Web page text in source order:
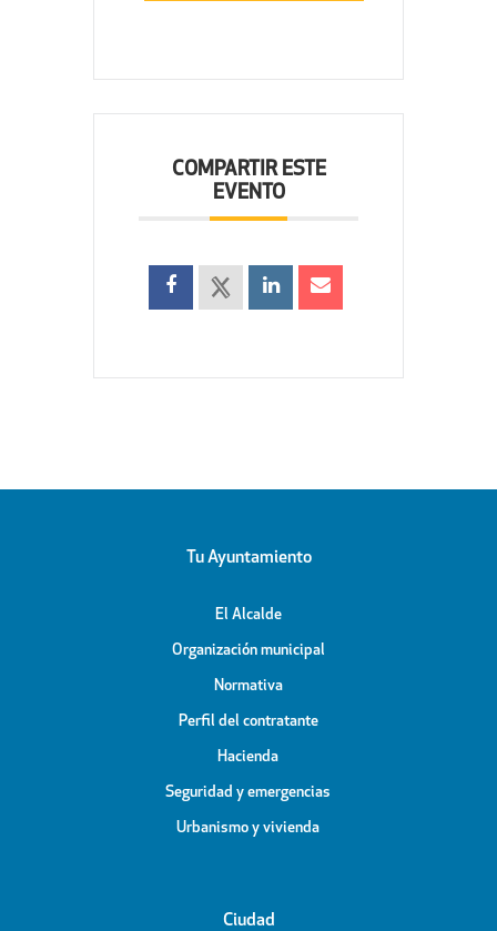
COMPARTIR ESTE
EVENTO
Tu Ayuntamiento
El Alcalde
Organización municipal
Normativa
Perfil del contratante
Hacienda
Seguridad y emergencias
Urbanismo y vivienda
Ciudad